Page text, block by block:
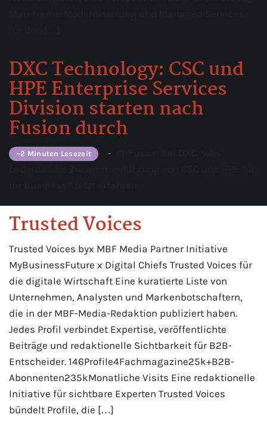
DXC Technology: CSC und
HPE Enterprise Services
Division starten nach
Fusion durch
~2 Minuten Lesezeit -
Trusted Voices
Trusted Voices byx MBF Media Partner Initiative
MyBusinessFuture x Digital Chiefs Trusted Voices für
die digitale Wirtschaft Eine kuratierte Liste von
Unternehmen, Analysten und Markenbotschaftern,
die in der MBF-Media-Redaktion publiziert haben.
Jedes Profil verbindet Expertise, veröffentlichte
Beiträge und redaktionelle Sichtbarkeit für B2B-
Entscheider. 146Profile4Fachmagazine25k+B2B-
Abonnenten235kMonatliche Visits Eine redaktionelle
Initiative für sichtbare Experten Trusted Voices
bündelt Profile, die […]